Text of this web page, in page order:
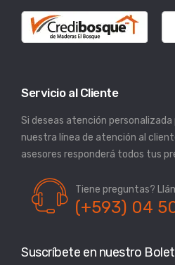
Servicio al Cliente
Si deseas atención
nuestra línea de atención al
asesores responderá todos tus
Tiene preguntas?
(+593) 04
Suscríbete en nuestro